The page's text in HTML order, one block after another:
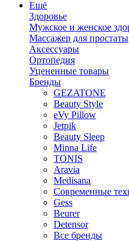
Ещё
Здоровье
Мужское и женское
Массажер для простаты
Аксессуары
Ортопедия
Уцененные товары
Бренды
GEZATONE
Beauty Style
eVy Pillow
Jetpik
Beauty Sleep
Minna Life
TONIS
Aravia
Medisana
Современные
Gess
Beurer
Detensor
Все бренды